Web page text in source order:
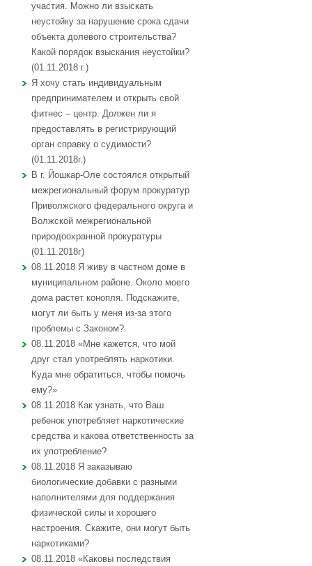
участия. Можно ли взыскать
неустойку за нарушение срока сдачи
объекта долевого строительства?
Какой порядок взыскания неустойки?
(01.11.2018 г.)
Я хочу стать индивидуальным
предпринимателем и открыть свой
фитнес – центр. Должен ли я
предоставлять в регистрирующий
орган справку о судимости?
(01.11.2018г.)
В г. Йошкар-Оле состоялся открытый
межрегиональный форум прокуратур
Приволжского федерального округа и
Волжской межрегиональной
природоохранной прокуратуры
(01.11.2018г)
08.11.2018 Я живу в частном доме в
муниципальном районе. Около моего
дома растет конопля. Подскажите,
могут ли быть у меня из-за этого
проблемы с Законом?
08.11.2018 «Мне кажется, что мой
друг стал употреблять наркотики.
Куда мне обратиться, чтобы помочь
ему?»
08.11.2018 Как узнать, что Ваш
ребенок употребляет наркотические
средства и какова ответственность за
их употребление?
08.11.2018 Я заказываю
биологические добавки с разными
наполнителями для поддержания
физической силы и хорошего
настроения. Скажите, они могут быть
наркотиками?
08.11.2018 «Каковы последствия